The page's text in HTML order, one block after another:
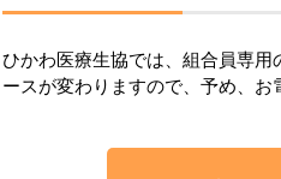
ひかわ医療生協では、組合員専
ースが変わりますので、予め、お